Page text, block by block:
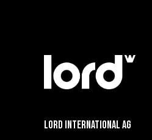
Lord International AG